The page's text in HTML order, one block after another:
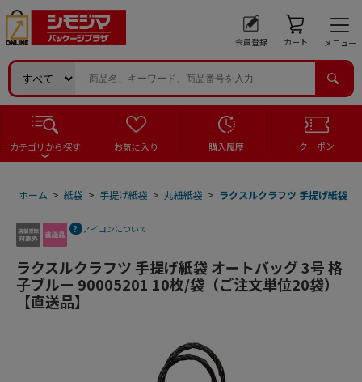
会員登録 カート メニュー
カテゴリから探す お気に入り 購入履歴 クーポン
ホーム > 紙袋 > 手提げ紙袋 > 丸紐紙袋 > ラクスルクラフツ 手提げ紙袋
アイコンについて
ラクスルクラフツ 手提げ紙袋 オートバッグ 3号 格
子ブルー 90005201 10枚/袋（ご注文単位20袋）
【直送品】